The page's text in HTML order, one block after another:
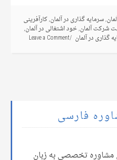
,سرمایه گذاری در آلمان,کارآفرینی
شرکت آلمان,خود اشتغالی در آلمان,
گذاری در آلمان Leave a Comment
فارسی
آلمان مشاوره تخصصی به زبان